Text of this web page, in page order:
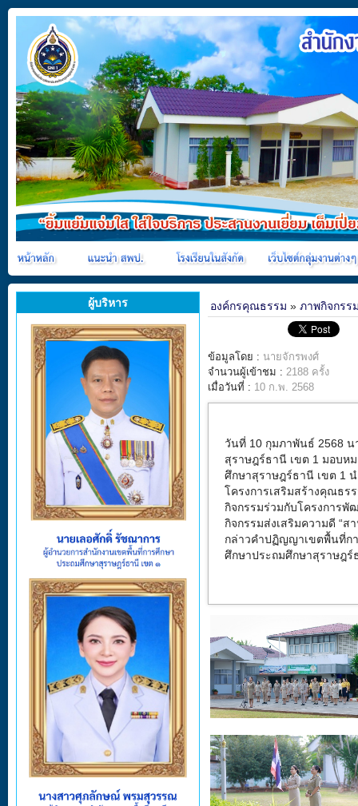
ผู้บริหาร องค์กรคุณธรรม » ภาพกิจกรร
ข้อมูลโดย : นายจักรพงศ์
จำนวนผู้เข้าชม : 2188 ครั้ง
เมื่อวันที่ : 10 ก.พ. 2568
วันที่ 10 กุมภาพันธ์ 2568 น
สุราษฎร์ธานี เขต 1 มอบห
ศึกษาสุราษฎร์ธานี เขต 1 น
โครงการเสริมสร้างคุณธ
กิจกรรมร่วมกับโครงการ
กิจกรรมส่งเสริมความดี “ส
กล่าวคำปฏิญญาเขตพื้นที่ก
ศึกษาประถมศึกษาสุราษฎร์